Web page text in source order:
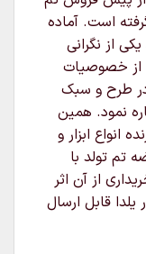
است. آماده
از نگرانی
از خصوصیات
در طرح و سبک
نمود. همین
انواع ابزار و
تم تولد با
از آن اثر
قابل ارسال